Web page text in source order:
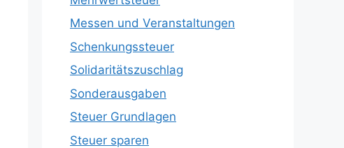
Messen und Veranstaltungen
Schenkungssteuer
Solidaritätszuschlag
Sonderausgaben
Steuer Grundlagen
Steuer sparen